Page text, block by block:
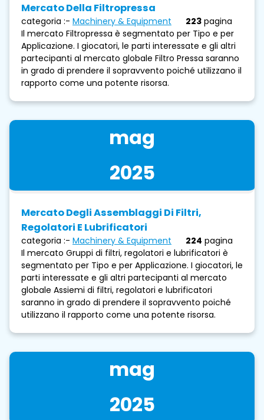
Mercato Della Filtropressa
categoria :- Machinery & Equipment 223 pagina
Il mercato Filtropressa è segmentato per Tipo e per
Applicazione. I giocatori, le parti interessate e gli altri
partecipanti al mercato globale Filtro Pressa saranno
in grado di prendere il sopravvento poiché utilizzano il
rapporto come una potente risorsa.
mag
2025
Mercato Degli Assemblaggi Di Filtri,
Regolatori E Lubrificatori
categoria :- Machinery & Equipment 224 pagina
Il mercato Gruppi di filtri, regolatori e lubrificatori è
segmentato per Tipo e per Applicazione. I giocatori, le
parti interessate e gli altri partecipanti al mercato
globale Assiemi di filtri, regolatori e lubrificatori
saranno in grado di prendere il sopravvento poiché
utilizzano il rapporto come una potente risorsa.
mag
2025